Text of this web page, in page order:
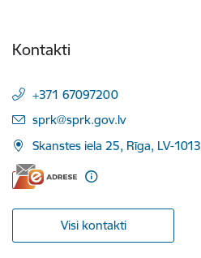
Kontakti
+371 67097200
E-pasts:
sprk@sprk.gov.lv
Skanstes iela 25, Rīga, LV-1013
Visi kontakti